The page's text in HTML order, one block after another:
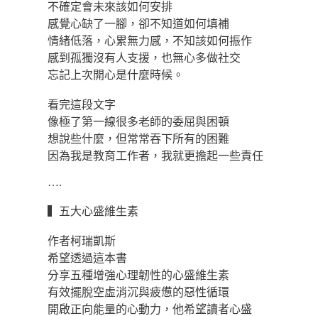
不確定會未來該如何安排
感覺心缺了一腳，卻不知道如何填補
情緒低落，心累無力感，不知該如何振作
感到孤獨沒有人支援，也無心多做社交
忘記上次開心是什麼時候。
看完這段文字
像極了第一線很多老師的委屈與困頓
想說些什麼，但常常吞下所有的困難
因為我是教育工作者，我就更擔起一些責任
….
▍五大心盛維生素
作者柯瑞凱斯
希望透過這本書
分享五種增強心理韌性的心盛維生素
有效擺脫空虛消沉與疲憊的惡性循環
開啟正向能量的心動力，他希望讀者心盛